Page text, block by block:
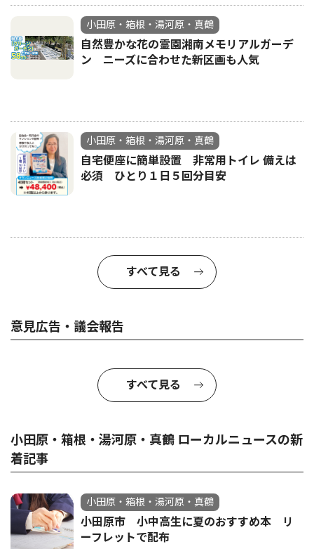
小田原・箱根・湯河原・真鶴
自然豊かな花の霊園湘南メモリアルガーデ
ン ニーズに合わせた新区画も人気
小田原・箱根・湯河原・真鶴
自宅便座に簡単設置 非常用トイレ 備えは
必須 ひとり１日５回分目安
すべて見る
意見広告・議会報告
すべて見る
小田原・箱根・湯河原・真鶴 ローカルニュースの新
着記事
小田原・箱根・湯河原・真鶴
小田原市 小中高生に夏のおすすめ本 リ
ーフレットで配布